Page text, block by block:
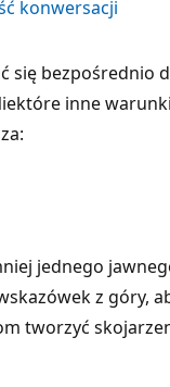
konwersacji
się bezpośrednio
inne
jednego
z góry,
tworzyć